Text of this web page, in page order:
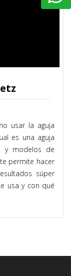
usar la aguja
es una aguja
y modelos de
permite hacer
súper
usa y con qué